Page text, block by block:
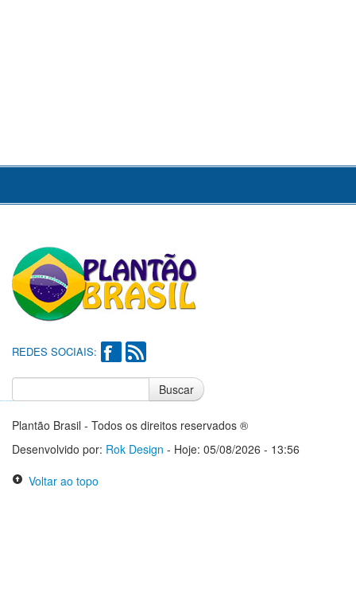
REDES SOCIAIS:
Buscar
Plantão Brasil - Todos os direitos reservados ®
Desenvolvido por: Rok Design - Hoje: 05/08/2026 - 13:56
Voltar ao topo